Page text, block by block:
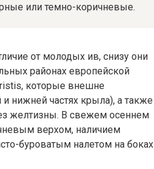
или темно-коричневые.
от молодых ив, снизу они
районах европейской
которые внешне
и нижней частях крыла), а также
желтизны. В свежем осеннем
верхом, наличием
буроватым налетом на боках